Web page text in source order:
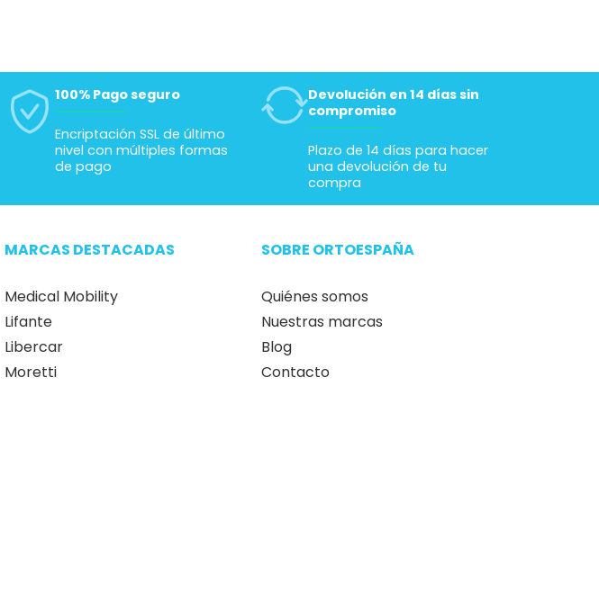
100% Pago seguro
Encriptación SSL de último
nivel con múltiples formas
de pago
Devolución en 14 días sin
compromiso
Plazo de 14 días para hacer
una devolución de tu
compra
MARCAS DESTACADAS
Medical Mobility
Lifante
Libercar
Moretti
SOBRE ORTOESPAÑA
Quiénes somos
Nuestras marcas
Blog
Contacto